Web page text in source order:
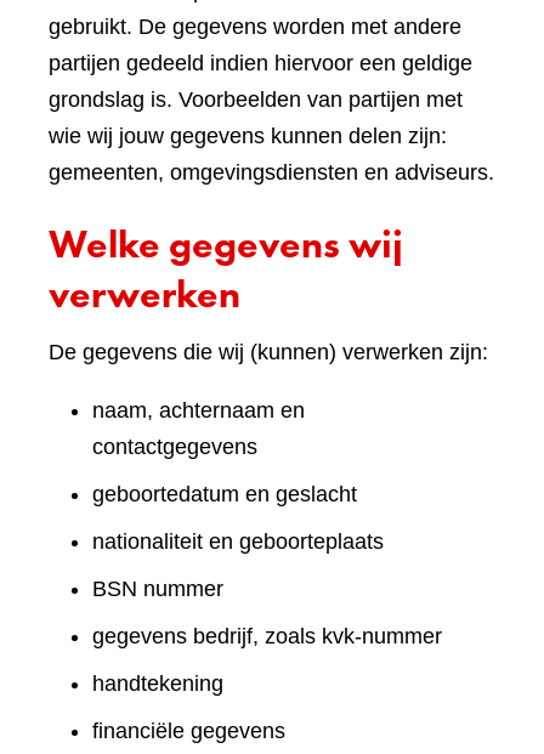
gebruikt. De gegevens worden met andere
partijen gedeeld indien hiervoor een geldige
grondslag is. Voorbeelden van partijen met
wie wij jouw gegevens kunnen delen zijn:
gemeenten, omgevingsdiensten en adviseurs.
Welke gegevens wij
verwerken
De gegevens die wij (kunnen) verwerken zijn:
naam, achternaam en
contactgegevens
geboortedatum en geslacht
nationaliteit en geboorteplaats
BSN nummer
gegevens bedrijf, zoals kvk-nummer
handtekening
financiële gegevens